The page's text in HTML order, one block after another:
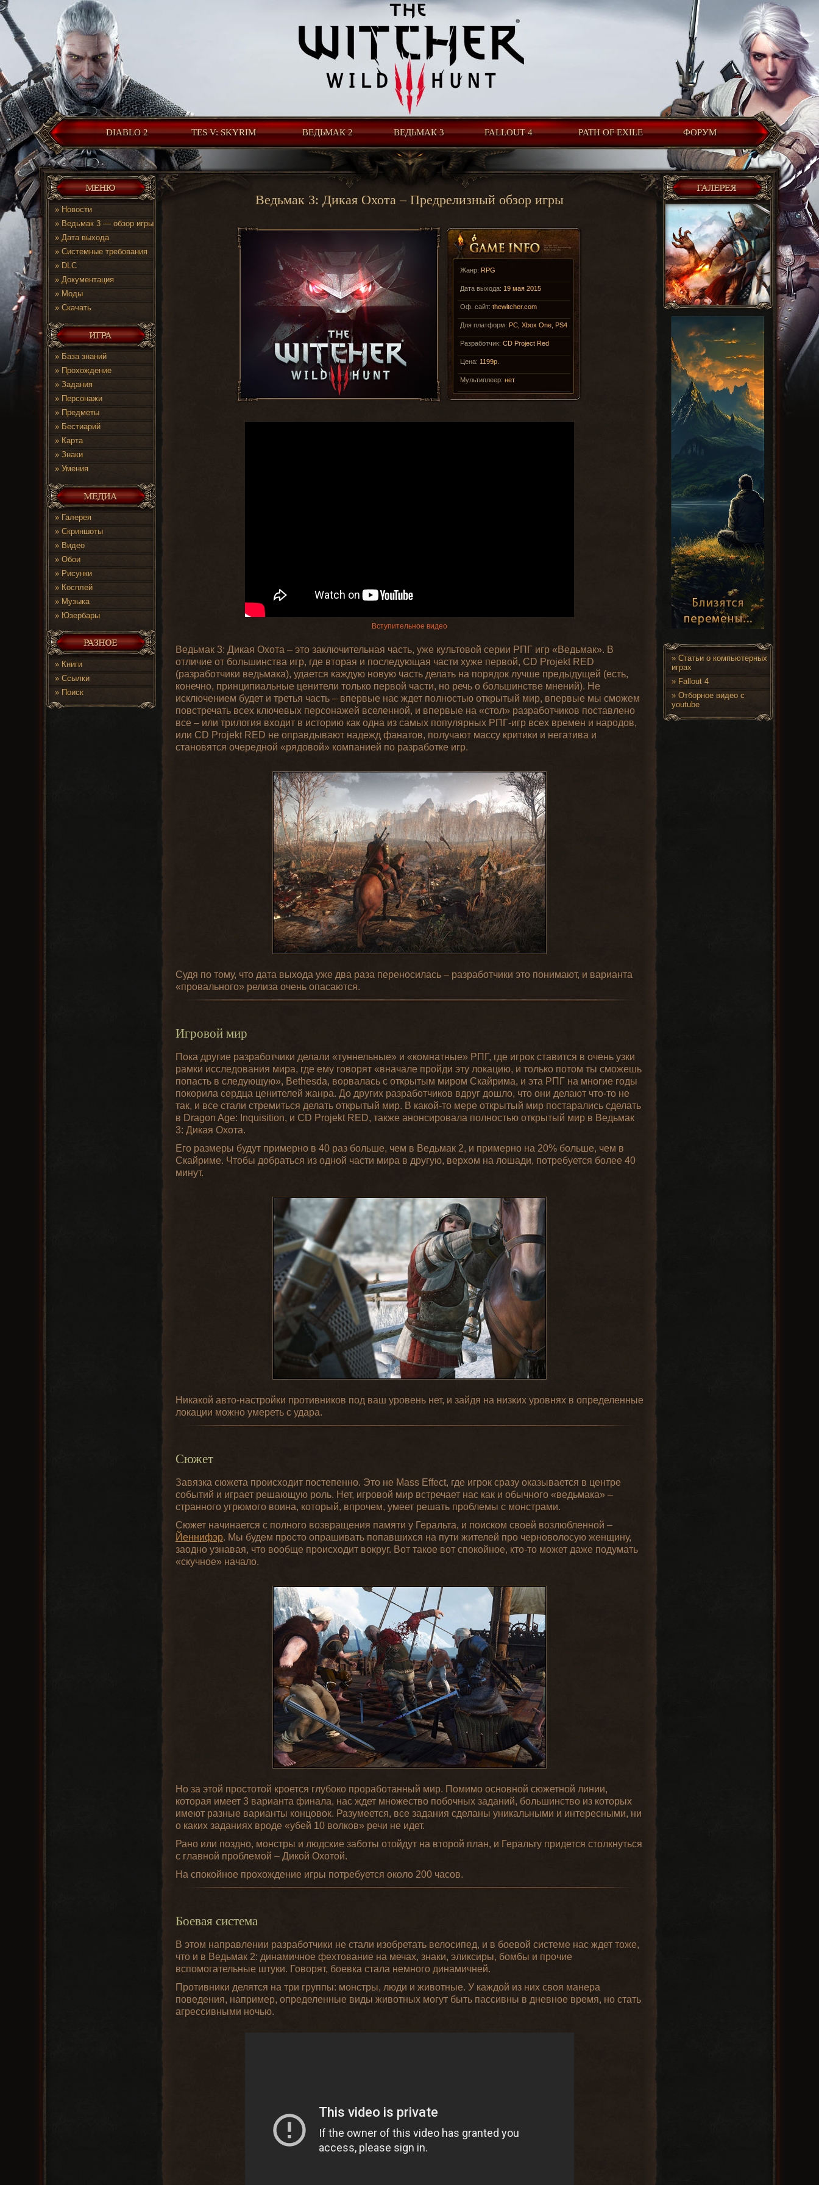
DIABLO 2 TES V: SKYRIM ВЕДЬМАК 2 ВЕДЬМАК 3 FALLOUT 4 PATH OF EXILE ФОРУМ
» Новости
» Ведьмак 3 — обзор игры
» Дата выхода
» Системные требования
» DLC
» Документация
» Моды
» Скачать
» База знаний
» Прохождение
» Задания
» Персонажи
» Предметы
» Бестиарий
» Карта
» Знаки
» Умения
» Галерея
» Скриншоты
» Видео
» Обои
» Рисунки
» Косплей
» Музыка
» Юзербары
» Книги
» Ссылки
» Поиск
»Статьи о компьютерных
играх
» Fallout 4
»Отборное видео с
youtube
Ведьмак 3: Дикая Охота – Предрелизный обзор игры
Жанр: RPG
Дата выхода: 19 мая 2015
Оф. сайт: thewitcher.com
Для платформ: PC, Xbox One, PS4
Разработчик: CD Project Red
Цена: 1199р.
Мультиплеер: нет
Вступительное видео
Ведьмак 3: Дикая Охота – это заключительная часть, уже культовой серии РПГ игр «Ведьмак». В
отличие от большинства игр, где вторая и последующая части хуже первой, CD Projekt RED
(разработчики ведьмака), удается каждую новую часть делать на порядок лучше предыдущей (есть,
конечно, принципиальные ценители только первой части, но речь о большинстве мнений). Не
исключением будет и третья часть – впервые нас ждет полностью открытый мир, впервые мы сможем
повстречать всех ключевых персонажей вселенной, и впервые на «стол» разработчиков поставлено
все – или трилогия входит в историю как одна из самых популярных РПГ-игр всех времен и народов,
или CD Projekt RED не оправдывают надежд фанатов, получают массу критики и негатива и
становятся очередной «рядовой» компанией по разработке игр.
Судя по тому, что дата выхода уже два раза переносилась – разработчики это понимают, и варианта
«провального» релиза очень опасаются.
Игровой мир
Пока другие разработчики делали «туннельные» и «комнатные» РПГ, где игрок ставится в очень узки
рамки исследования мира, где ему говорят «вначале пройди эту локацию, и только потом ты сможешь
попасть в следующую», Bethesda, ворвалась с открытым миром Скайрима, и эта РПГ на многие годы
покорила сердца ценителей жанра. До других разработчиков вдруг дошло, что они делают что-то не
так, и все стали стремиться делать открытый мир. В какой-то мере открытый мир постарались сделать
в Dragon Age: Inquisition, и CD Projekt RED, также анонсировала полностью открытый мир в Ведьмак
3: Дикая Охота.
Его размеры будут примерно в 40 раз больше, чем в Ведьмак 2, и примерно на 20% больше, чем в
Скайриме. Чтобы добраться из одной части мира в другую, верхом на лошади, потребуется более 40
минут.
Никакой авто-настройки противников под ваш уровень нет, и зайдя на низких уровнях в определенные
локации можно умереть с удара.
Сюжет
Завязка сюжета происходит постепенно. Это не Mass Effect, где игрок сразу оказывается в центре
событий и играет решающую роль. Нет, игровой мир встречает нас как и обычного «ведьмака» –
странного угрюмого воина, который, впрочем, умеет решать проблемы с монстрами.
Сюжет начинается с полного возвращения памяти у Геральта, и поиском своей возлюбленной –
Йеннифэр. Мы будем просто опрашивать попавшихся на пути жителей про черноволосую женщину,
заодно узнавая, что вообще происходит вокруг. Вот такое вот спокойное, кто-то может даже подумать
«скучное» начало.
Но за этой простотой кроется глубоко проработанный мир. Помимо основной сюжетной линии,
которая имеет 3 варианта финала, нас ждет множество побочных заданий, большинство из которых
имеют разные варианты концовок. Разумеется, все задания сделаны уникальными и интересными, ни
о каких заданиях вроде «убей 10 волков» речи не идет.
Рано или поздно, монстры и людские заботы отойдут на второй план, и Геральту придется столкнуться
с главной проблемой – Дикой Охотой.
На спокойное прохождение игры потребуется около 200 часов.
Боевая система
В этом направлении разработчики не стали изобретать велосипед, и в боевой системе нас ждет тоже,
что и в Ведьмак 2: динамичное фехтование на мечах, знаки, эликсиры, бомбы и прочие
вспомогательные штуки. Говорят, боевка стала немного динамичней.
Противники делятся на три группы: монстры, люди и животные. У каждой из них своя манера
поведения, например, определенные виды животных могут быть пассивны в дневное время, но стать
агрессивными ночью.